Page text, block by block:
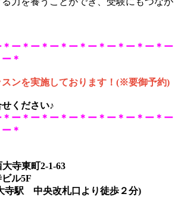
ー＊ー＊ー＊ー＊ー＊ー＊ー＊ー＊ー
＊
ンを実施しております！ (※要御予約)
ください♪
ー＊ー＊ー＊ー＊ー＊ー＊ー＊ー＊ー
＊
寺東町2-1-63
ル5F
寺駅 中央改札口より徒歩２分)